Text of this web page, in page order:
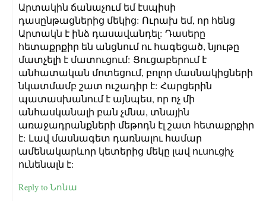
Արտակին ճանաչում եմ էսպիսի
դասընթացներից մեկից: Ուրախ եմ, որ հենց
Արտակն է ինձ դասավանդել: Դասերը
հետաքրքիր են անցնում ու հագեցած, նյութը
մատչելի է մատուցում: Ցուցաբերում է
անհատական մոտեցում, բոլոր մասնակիցների
նկատմամբ շատ ուշադիր է: Հարցերին
պատասխանում է այնպես, որ ոչ մի
անհասկանալի բան չմնա, տնային
առաջադրանքների մեթոդն էլ շատ հետաքրքիր
է: Լավ մասնագետ դառնալու համար
ամենակարևոր կետերից մեկը լավ ուսուցիչ
ունենալն է:
Reply to Նոնա